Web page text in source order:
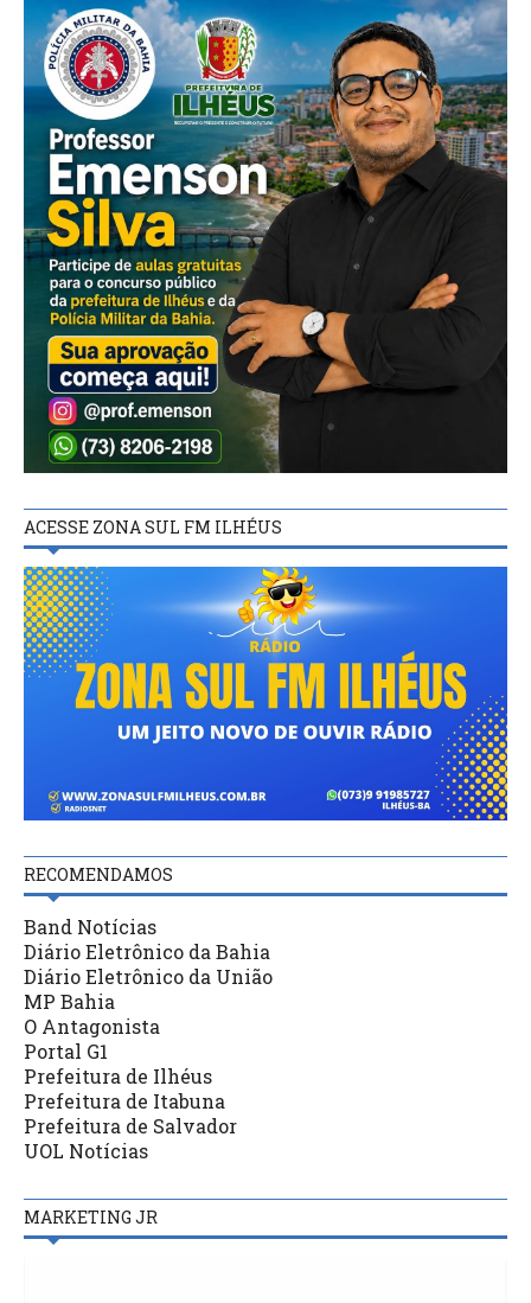
ACESSE ZONA SUL FM ILHÉUS
RECOMENDAMOS
Band Notícias
Diário Eletrônico da Bahia
Diário Eletrônico da União
MP Bahia
O Antagonista
Portal G1
Prefeitura de Ilhéus
Prefeitura de Itabuna
Prefeitura de Salvador
UOL Notícias
MARKETING JR